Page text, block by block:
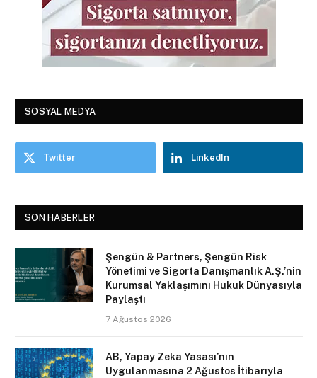
SOSYAL MEDYA
Twitter LinkedIn
SON HABERLER
Şengün & Partners, Şengün Risk
Yönetimi ve Sigorta Danışmanlık A.Ş.’nin
Kurumsal Yaklaşımını Hukuk Dünyasıyla
Paylaştı
7 Ağustos 2026
AB, Yapay Zeka Yasası’nın
Uygulanmasına 2 Ağustos İtibarıyla